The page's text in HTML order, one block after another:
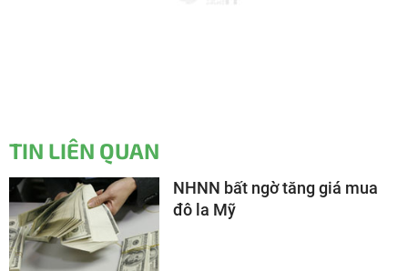
TIN LIÊN QUAN
NHNN bất ngờ tăng giá mua
đô la Mỹ